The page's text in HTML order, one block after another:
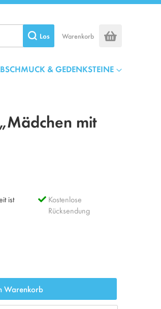
Warenkorb
Los
& GEDENKSTEINE
mit
ist
Kostenlose
Rücksendung
Warenkorb